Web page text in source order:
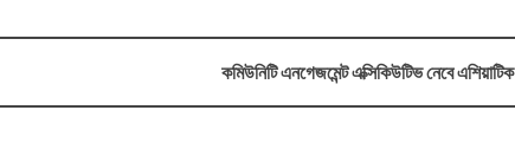
কমিউনিটি এনগেজমেন্ট এক্সিকিউটিভ নেবে এশিয়াটিক